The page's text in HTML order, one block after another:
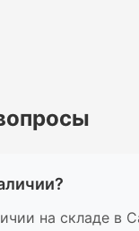
на складе в